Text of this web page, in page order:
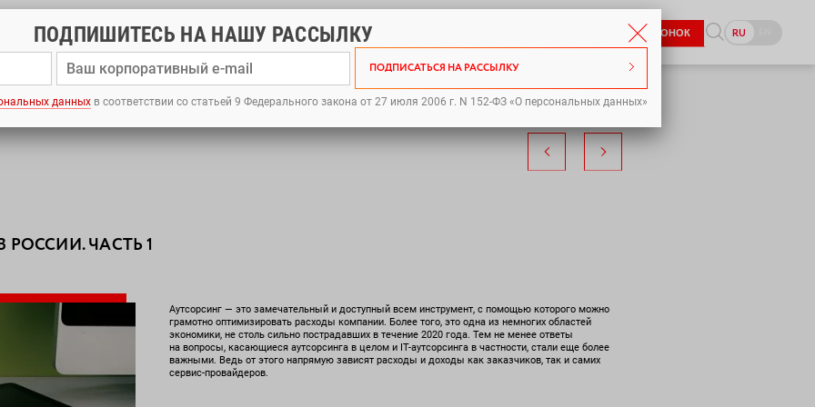
ПО
ПО (обратная разработка)
хранилища данных (DWH/КХД) и BI-системы
искусственного интеллекта в бизнес: от аудита до экспертного сопровождения
платформы виртуализации
под ключ
инвентаризация, лицензионное соответствие, импортозамещение
ПАРТНЕРЫПРОЕКТЫКОМПАНИЯ ПРЕСС-ЦЕНТР
pr@icl-services.com
ЗАКАЗАТЬ ЗВОНОК RU
ЧАСТЬ 1
Аутсорсинг — это замечательный и доступный всем инструмент, с помощью которого можно
грамотно оптимизировать расходы компании. Более того, это одна из немногих областей
экономики, не столь сильно пострадавших в течение 2020 года. Тем не менее ответы
на вопросы, касающиеся аутсорсинга в целом и IT-аутсорсинга в частности, стали еще более
важными. Ведь от этого напрямую зависят расходы и доходы как заказчиков, так и самих
сервис-провайдеров.
ПОДПИШИТЕСЬ НА НАШУ РАССЫЛКУ
ПОДПИСАТЬСЯ НА РАССЫЛКУ
данных в соответствии со статьей 9 Федерального закона от 27 июля 2006 г. N 152-ФЗ «О персональных данных»